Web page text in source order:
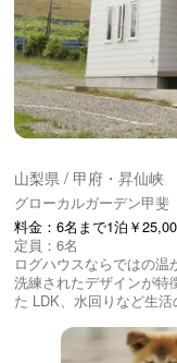
山梨県 / 甲府・昇仙峡
グローカルガーデン甲斐
料金：6名まで1泊￥
定員：6名
ログハウスならではの
洗練されたデザインが特
た LDK、⽔回りなど⽣